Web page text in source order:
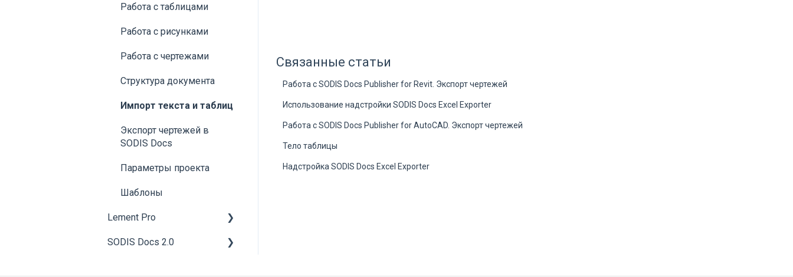
Связанные статьи
Работа с SODIS Docs Publisher for Revit. Экспорт чертежей
Использование надстройки SODIS Docs Excel Exporter
Работа с SODIS Docs Publisher for AutoCAD. Экспорт чертежей
Тело таблицы
Надстройка SODIS Docs Excel Exporter
Контролируемые
доступа
данных
Оповещения
Взаимосвязь помещений
сведений по
оборудованию
Материально-
обеспечение (МТО)
Работа с таблицами
Работа с рисунками
Работа с чертежами
Структура документа
Импорт текста и таблиц
Экспорт чертежей в
SODIS Docs
Параметры проекта
Шаблоны
Lement Pro
Общие сведения
SODIS Docs 2.0